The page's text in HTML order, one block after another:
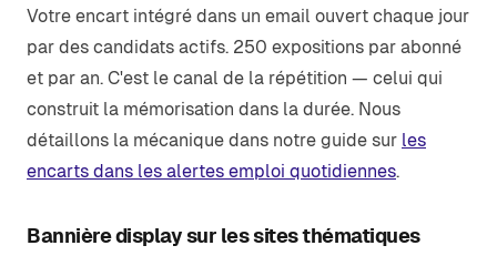
Votre encart intégré dans un email ouvert chaque jour
par des candidats actifs. 250 expositions par abonné
et par an. C'est le canal de la répétition — celui qui
construit la mémorisation dans la durée. Nous
détaillons la mécanique dans notre guide sur les
encarts dans les alertes emploi quotidiennes.
Bannière display sur les sites thématiques